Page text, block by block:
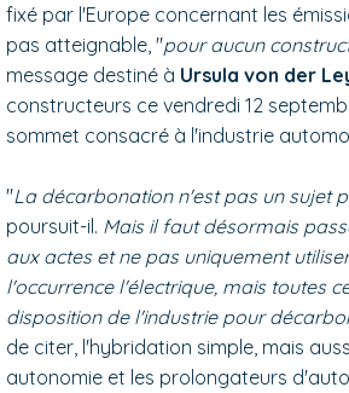
fixé par l'Europe concernant les
pas atteignable, "pour aucun
message destiné à Ursula von der
constructeurs ce vendredi 12
sommet consacré à l'industrie
"La décarbonation n'est pas un sujet
poursuit-il. Mais il faut désormais
aux actes et ne pas uniquement utiliser
l'occurrence l'électrique, mais toutes
disposition de l'industrie pour
de citer, l'hybridation simple, mais
autonomie et les prolongateurs